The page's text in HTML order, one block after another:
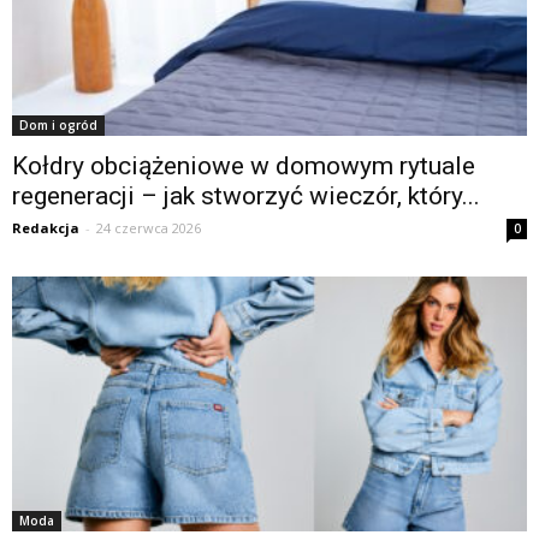
Dom i ogród
Kołdry obciążeniowe w domowym rytuale
regeneracji – jak stworzyć wieczór, który...
Redakcja - 24 czerwca 2026 0
Moda